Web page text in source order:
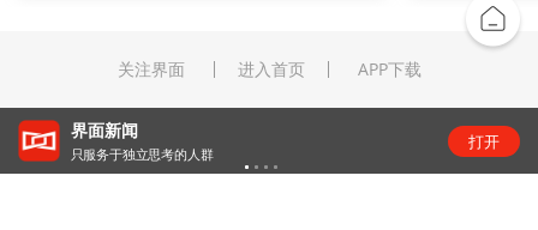
关注界面 进入首页 APP下载
界面新闻
只服务于独立思考的人群
打开